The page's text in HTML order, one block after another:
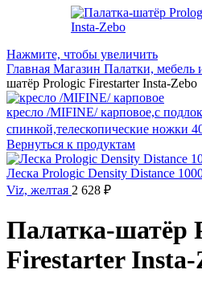
Нажмите, чтобы увеличить
Главная Магазин Палатки, мебель
шатёр Prologic Firestarter Insta-Zebo
кресло /MIFINE/ карповое,с
спинкой,телескопические ножки
Вернуться к продуктам
Леска Prologic Density Distance
Viz, желтая 2 628 ₽
Палатка-шатёр
Firestarter Insta-